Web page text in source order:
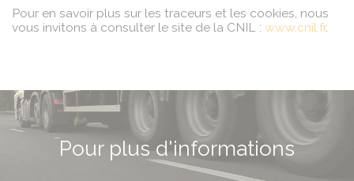
Pour en savoir plus sur les traceurs et les cookies, nous
vous invitons à consulter le site de la CNIL : www.cnil.fr.
Pour plus d'informations